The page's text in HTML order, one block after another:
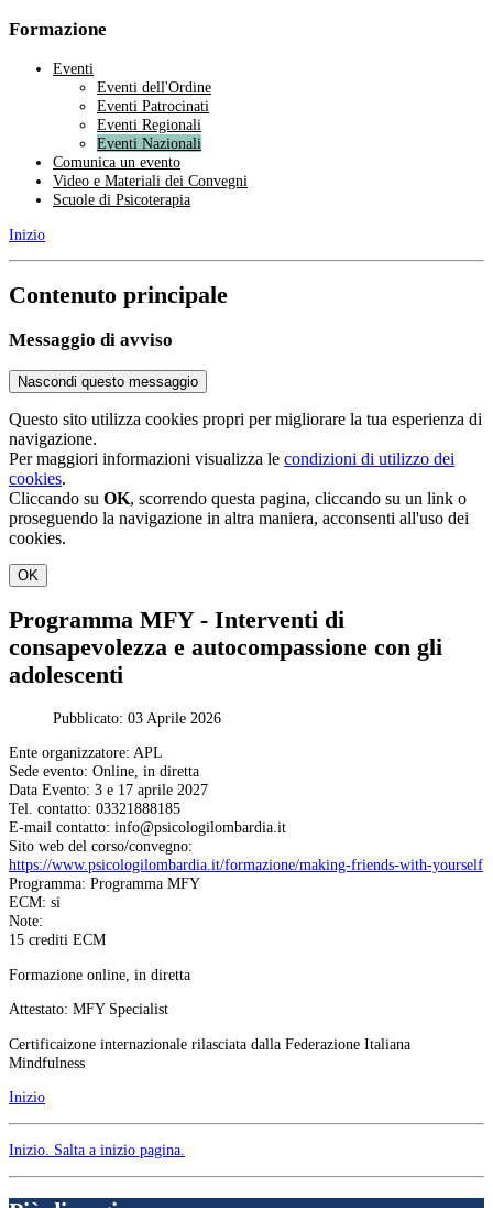
Formazione
Eventi
Eventi dell'Ordine
Eventi Patrocinati
Eventi Regionali
Eventi Nazionali
Comunica un evento
Video e Materiali dei Convegni
Scuole di Psicoterapia
Inizio
Contenuto principale
Messaggio di avviso
Nascondi questo messaggio
Questo sito utilizza cookies propri per migliorare la tua esperienza di
navigazione.
Per maggiori informazioni visualizza le condizioni di utilizzo dei
cookies.
Cliccando su OK, scorrendo questa pagina, cliccando su un link o
proseguendo la navigazione in altra maniera, acconsenti all'uso dei
cookies.
OK
Programma MFY - Interventi di
consapevolezza e autocompassione con gli
adolescenti
Pubblicato: 03 Aprile 2026
Ente organizzatore: APL
Sede evento: Online, in diretta
Data Evento: 3 e 17 aprile 2027
Tel. contatto: 03321888185
E-mail contatto:
Sito web del corso/convegno:
https://www.psicologilombardia.it/formazione/making-friends-with-yourself
Programma: Programma MFY
ECM: si
Note:
15 crediti ECM
Formazione online, in diretta
Attestato: MFY Specialist
Certificaizone internazionale rilasciata dalla Federazione Italiana
Mindfulness
Inizio
Inizio. Salta a inizio pagina.